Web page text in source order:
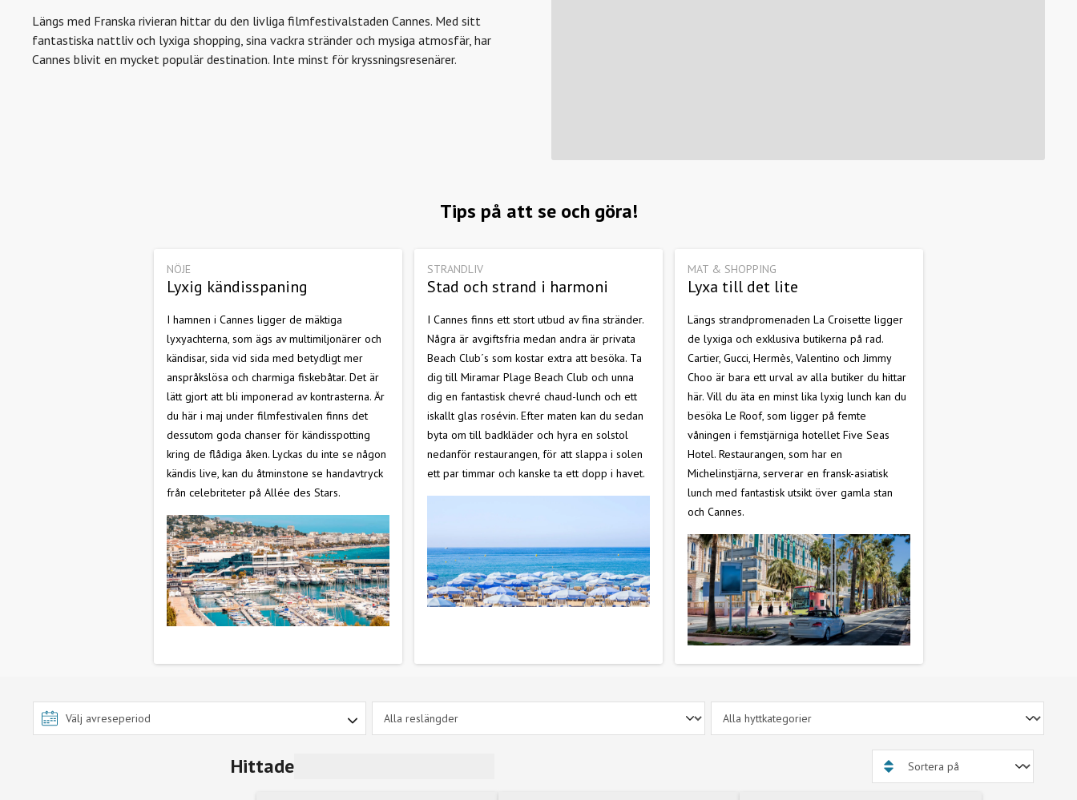
Längs med Franska rivieran hittar du den livliga filmfestivalstaden Cannes. Med sitt
fantastiska nattliv och lyxiga shopping, sina vackra stränder och mysiga atmosfär, har
Cannes blivit en mycket populär destination. Inte minst för kryssningsresenärer.
Tips på att se och göra!
NÖJE
Lyxig kändisspaning
I hamnen i Cannes ligger de mäktiga
lyxyachterna, som ägs av multimiljonärer och
kändisar, sida vid sida med betydligt mer
anspråkslösa och charmiga fiskebåtar. Det är
lätt gjort att bli imponerad av kontrasterna. Är
du här i maj under filmfestivalen finns det
dessutom goda chanser för kändisspotting
kring de flådiga åken. Lyckas du inte se någon
kändis live, kan du åtminstone se handavtryck
från celebriteter på Allée des Stars.
STRANDLIV
Stad och strand i harmoni
I Cannes finns ett stort utbud av fina stränder.
Några är avgiftsfria medan andra är privata
Beach Club´s som kostar extra att besöka. Ta
dig till Miramar Plage Beach Club och unna
dig en fantastisk chevré chaud-lunch och ett
iskallt glas rosévin. Efter maten kan du sedan
byta om till badkläder och hyra en solstol
nedanför restaurangen, för att slappa i solen
ett par timmar och kanske ta ett dopp i havet.
MAT & SHOPPING
Lyxa till det lite
Längs strandpromenaden La Croisette ligger
de lyxiga och exklusiva butikerna på rad.
Cartier, Gucci, Hermès, Valentino och Jimmy
Choo är bara ett urval av alla butiker du hittar
här. Vill du äta en minst lika lyxig lunch kan du
besöka Le Roof, som ligger på femte
våningen i femstjärniga hotellet Five Seas
Hotel. Restaurangen, som har en
Michelinstjärna, serverar en fransk-asiatisk
lunch med fantastisk utsikt över gamla stan
och Cannes.
Hittade